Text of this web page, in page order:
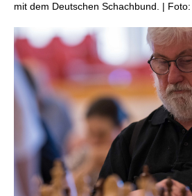
mit dem Deutschen Schachbund. |